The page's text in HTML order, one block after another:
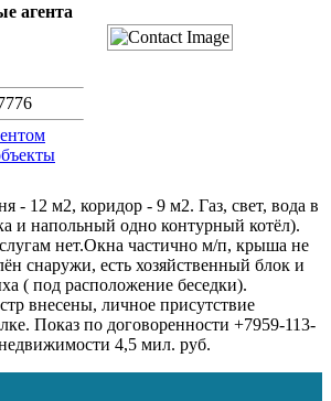
агента
- 12 м2, коридор - 9 м2. Газ, свет, вода в
и напольный одно контурный котёл).
нет.Окна частично м/п, крыша не
снаружи, есть хозяйственный блок и
( под расположение беседки).
внесены, личное присутствие
Показ по договоренности +7959-113-
4,5 мил. руб.